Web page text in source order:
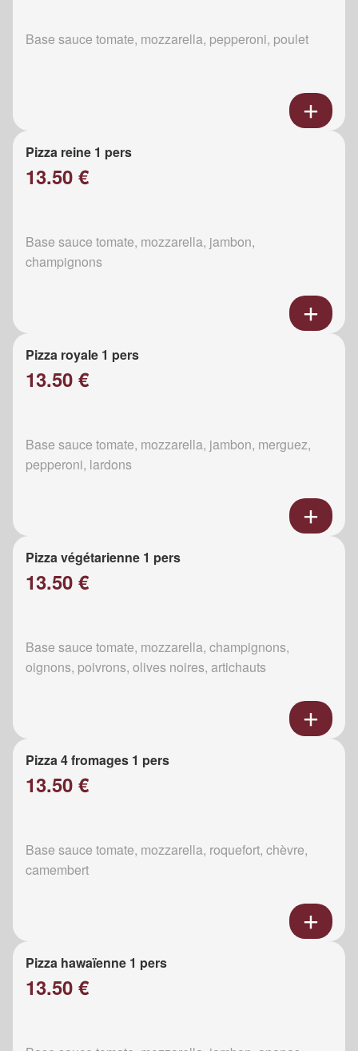
Base sauce tomate, mozzarella, pepperoni, poulet
Pizza reine 1 pers
13.50 €
Base sauce tomate, mozzarella, jambon,
champignons
Pizza royale 1 pers
13.50 €
Base sauce tomate, mozzarella, jambon, merguez,
pepperoni, lardons
Pizza végétarienne 1 pers
13.50 €
Base sauce tomate, mozzarella, champignons,
oignons, poivrons, olives noires, artichauts
Pizza 4 fromages 1 pers
13.50 €
Base sauce tomate, mozzarella, roquefort, chèvre,
camembert
Pizza hawaïenne 1 pers
13.50 €